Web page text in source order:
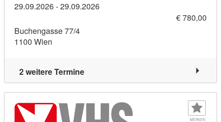
29.09.2026 - 29.09.2026
€ 780,00
Buchengasse 77/4
1100 Wien
2 weitere Termine
MERKEN